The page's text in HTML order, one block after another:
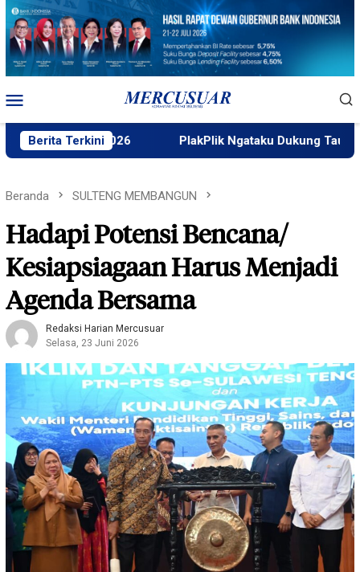
Loncat
konten
Mobile
Berita Terkini
2026 PlakPlik Ngataku Dukung Taufik Ismail Raih
Beranda SULTENG MEMBANGUN
Hadapi Potensi Bencana/
Kesiapsiagaan Harus Menjadi
Agenda Bersama
Redaksi Harian Mercusuar
Selasa, 23 Juni 2026